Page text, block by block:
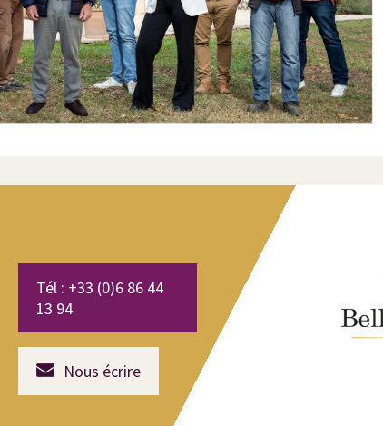
Tél : +33 (0)6 86 44
13 94
Nous écrire